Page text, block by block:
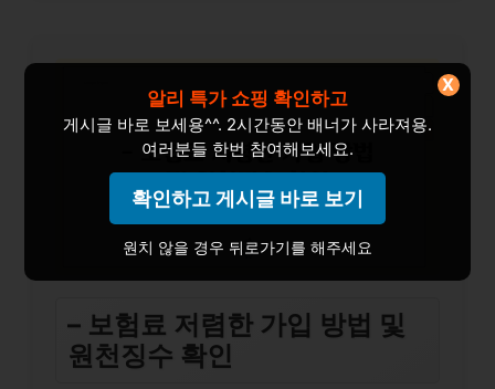
– 보험료 저렴한 가입 방법 및
원천징수 확인
알리 특가 쇼핑 확인하고
게시글 바로 보세용^^. 2시간동안 배너가 사라져용.
여러분들 한번 참여해보세요.
확인하고 게시글 바로 보기
원치 않을 경우 뒤로가기를 해주세요
X